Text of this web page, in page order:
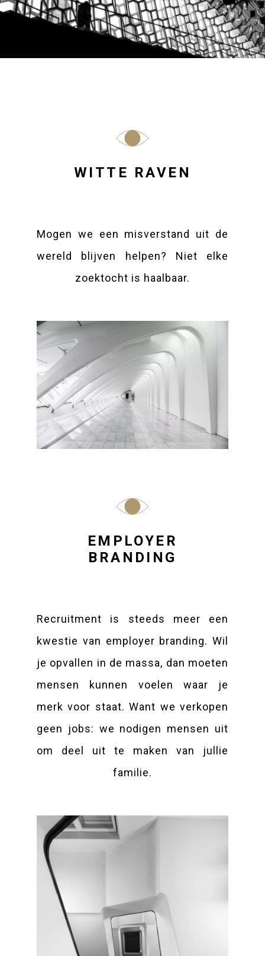
WITTE RAVEN
Mogen we een misverstand uit de
wereld blijven helpen? Niet elke
zoektocht is haalbaar.
EMPLOYER
BRANDING
Recruitment is steeds meer een
kwestie van employer branding. Wil
je opvallen in de massa, dan moeten
mensen kunnen voelen waar je
merk voor staat. Want we verkopen
geen jobs: we nodigen mensen uit
om deel uit te maken van jullie
familie.